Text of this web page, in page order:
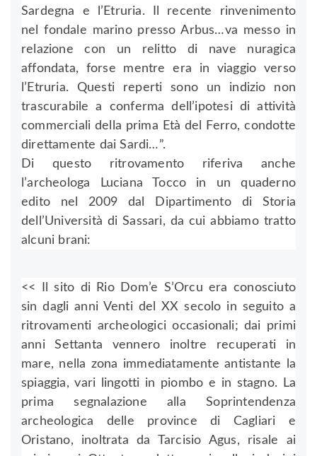
Sardegna e l’Etruria. Il recente rinvenimento
nel fondale marino presso Arbus…va messo in
relazione con un relitto di nave nuragica
affondata, forse mentre era in viaggio verso
l’Etruria. Questi reperti sono un indizio non
trascurabile a conferma dell’ipotesi di attività
commerciali della prima Età del Ferro, condotte
direttamente dai Sardi…”.
Di questo ritrovamento riferiva anche
l’archeologa Luciana Tocco in un quaderno
edito nel 2009 dal Dipartimento di Storia
dell’Università di Sassari, da cui abbiamo tratto
alcuni brani:
<< Il sito di Rio Dom’e S’Orcu era conosciuto
sin dagli anni Venti del XX secolo in seguito a
ritrovamenti archeologici occasionali; dai primi
anni Settanta vennero inoltre recuperati in
mare, nella zona immediatamente antistante la
spiaggia, vari lingotti in piombo e in stagno. La
prima segnalazione alla Soprintendenza
archeologica delle province di Cagliari e
Oristano, inoltrata da Tarcisio Agus, risale ai